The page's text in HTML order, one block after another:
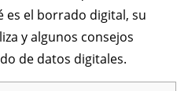
es el borrado digital, su
y algunos consejos
de datos digitales.